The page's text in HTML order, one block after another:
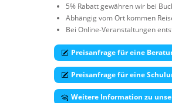
5% Rabatt gewähren wir bei
Abhängig vom Ort kommen
Bei Online-Veranstaltungen
Preisanfrage für eine
Preisanfrage für eine
Weitere Information zu